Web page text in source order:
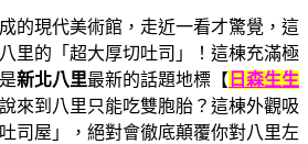
的現代美術館，走近一看才驚覺，這
里的「超大厚切吐司」！這棟充滿極
新北八里最新的話題地標【 日森生生
來到八里只能吃雙胞胎？這棟外觀吸
司屋」，絕對會徹底顛覆你對八里左